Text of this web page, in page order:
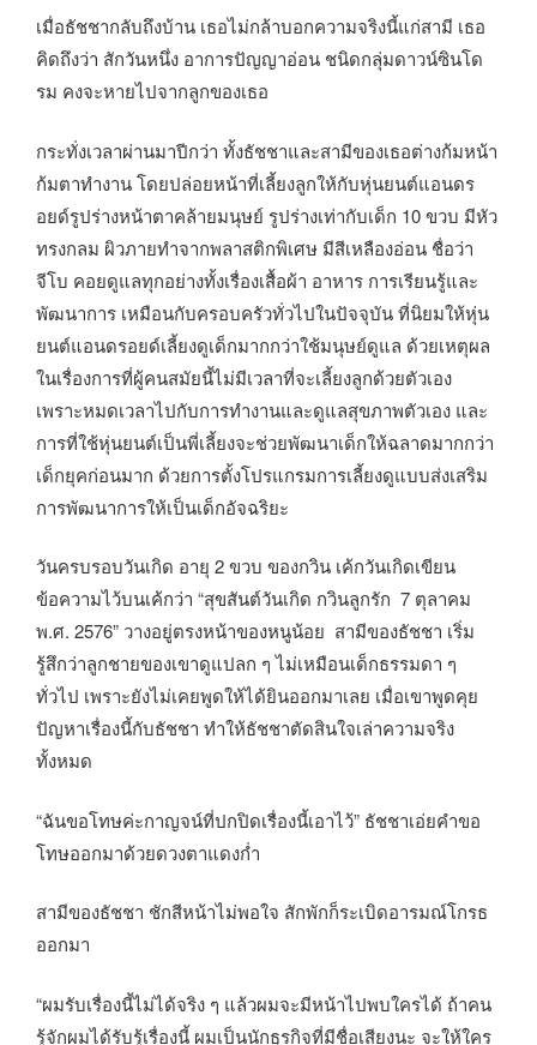
เมื่อธัชชากลับถึงบ้าน เธอไม่กล้าบอกความจริงนี้แก่สามี เธอ
คิดถึงว่า สักวันหนึ่ง อาการปัญญาอ่อน ชนิดกลุ่มดาวน์ซินโด
รม คงจะหายไปจากลูกของเธอ
กระทั่งเวลาผ่านมาปีกว่า ทั้งธัชชาและสามีของเธอต่างก้มหน้า
ก้มตาทำงาน โดยปล่อยหน้าที่เลี้ยงลูกให้กับหุ่นยนต์แอนดร
อยด์รูปร่างหน้าตาคล้ายมนุษย์ รูปร่างเท่ากับเด็ก 10 ขวบ มีหัว
ทรงกลม ผิวภายทำจากพลาสติกพิเศษ มีสีเหลืองอ่อน ชื่อว่า
จีโบ คอยดูแลทุกอย่างทั้งเรื่องเสื้อผ้า อาหาร การเรียนรู้และ
พัฒนาการ เหมือนกับครอบครัวทั่วไปในปัจจุบัน ที่นิยมให้หุ่น
ยนต์แอนดรอยด์เลี้ยงดูเด็กมากกว่าใช้มนุษย์ดูแล ด้วยเหตุผล
ในเรื่องการที่ผู้คนสมัยนี้ไม่มีเวลาที่จะเลี้ยงลูกด้วยตัวเอง
เพราะหมดเวลาไปกับการทำงานและดูแลสุขภาพตัวเอง และ
การที่ใช้หุ่นยนต์เป็นพี่เลี้ยงจะช่วยพัฒนาเด็กให้ฉลาดมากกว่า
เด็กยุคก่อนมาก ด้วยการตั้งโปรแกรมการเลี้ยงดูแบบส่งเสริม
การพัฒนาการให้เป็นเด็กอัจฉริยะ
วันครบรอบวันเกิด อายุ 2 ขวบ ของกวิน เค้กวันเกิดเขียน
ข้อความไว้บนเค้กว่า “สุขสันต์วันเกิด กวินลูกรัก 7 ตุลาคม
พ.ศ. 2576” วางอยู่ตรงหน้าของหนูน้อย สามีของธัชชา เริ่ม
รู้สึกว่าลูกชายของเขาดูแปลก ๆ ไม่เหมือนเด็กธรรมดา ๆ
ทั่วไป เพราะยังไม่เคยพูดให้ได้ยินออกมาเลย เมื่อเขาพูดคุย
ปัญหาเรื่องนี้กับธัชชา ทำให้ธัชชาตัดสินใจเล่าความจริง
ทั้งหมด
“ฉันขอโทษค่ะกาญจน์ที่ปกปิดเรื่องนี้เอาไว้” ธัชชาเอ่ยคำขอ
โทษออกมาด้วยดวงตาแดงก่ำ
สามีของธัชชา ชักสีหน้าไม่พอใจ สักพักก็ระเบิดอารมณ์โกรธ
ออกมา
“ผมรับเรื่องนี้ไม่ได้จริง ๆ แล้วผมจะมีหน้าไปพบใครได้ ถ้าคน
รู้จักผมได้รับรู้เรื่องนี้ ผมเป็นนักธุรกิจที่มีชื่อเสียงนะ จะให้ใคร